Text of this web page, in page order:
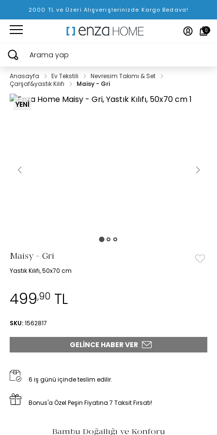
2000 TL ve Üzeri Alışverişlerinizde Kargo Bedava!
0
Arama yap
Anasayfa Ev Tekstili
Nevresim Takımı & Set
Çarşaf&yastık Kılıfı
Maisy - Gri
YENİ
Maisy - Gri
Yastık Kılıfı, 50x70 cm
499,90 TL
SKU:1562817
GELINCE HABER VER
6 iş günü içinde teslim edilir.
Bonus'a Özel Peşin Fiyatına 7 Taksit Fırsatı!
Bambu Doğallığı ve Konforu